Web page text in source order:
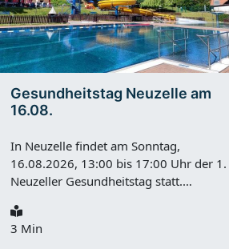
Gesundheitstag Neuzelle am
16.08.
In Neuzelle findet am Sonntag,
16.08.2026, 13:00 bis 17:00 Uhr der 1.
Neuzeller Gesundheitstag statt.
Neuzelle . Organisiert wird der Tag von
der Besucherinformation Amt Neuzelle
3 Min